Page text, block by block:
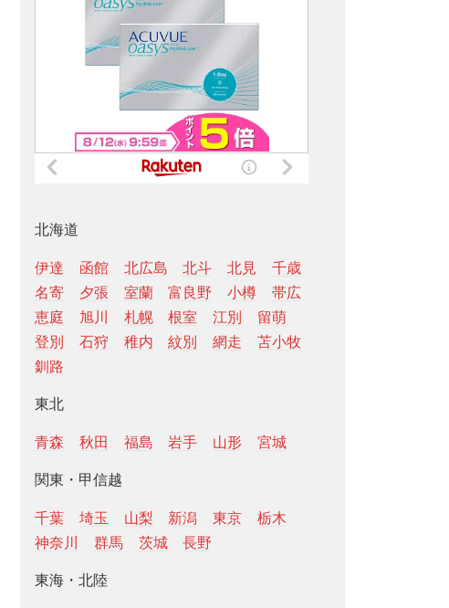
北海道
伊達 函館 北広島 北斗 北見
千歳
名寄
夕張 室蘭 富良野 小樽
帯広
恵庭
旭川 札幌 根室 江別
留萌
登別
石狩 稚内 紋別 網走
苫小牧
釧路
東北
青森 秋田 福島 岩手 山形 宮城
関東・甲信越
千葉 埼玉 山梨 新潟 東京
栃木
神奈川
群馬 茨城 長野
東海・北陸